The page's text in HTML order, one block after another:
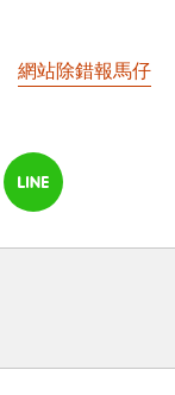
網站除錯報馬仔